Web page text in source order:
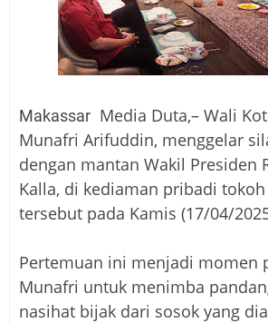
Makassar Media Duta,– Wali
Munafri Arifuddin, menggelar
dengan mantan Wakil Presiden
Kalla, di kediaman pribadi
tersebut pada Kamis (17/04/
Pertemuan ini menjadi momen
Munafri untuk menimba
nasihat bijak dari sosok yang